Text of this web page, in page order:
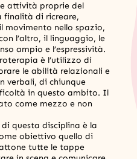
attività proprie del
finalità di ricreare,
movimento nello spazio,
l’altro, il linguaggio, le
ampio e l’espressività.
è l’utilizzo di
le abilità relazionali e
verbali, di chiunque
in questo ambito. Il
come mezzo e non
questa disciplina è la
obiettivo quello di
tutte le tappe